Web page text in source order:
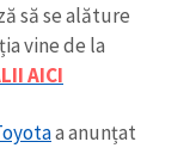
să se alăture
vine de la
AICI
a anunțat